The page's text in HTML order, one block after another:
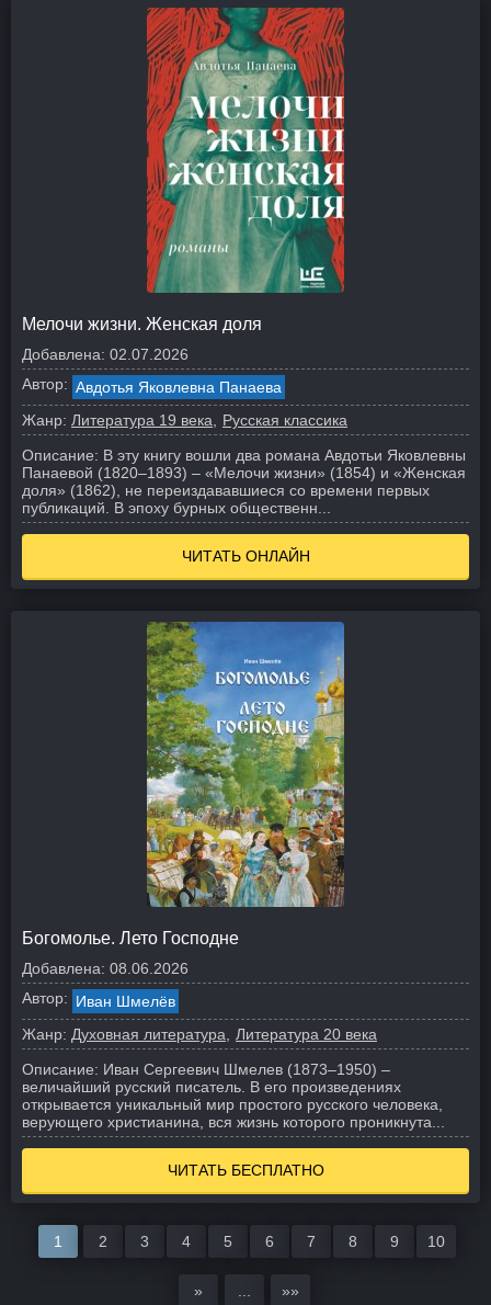
Мелочи жизни. Женская доля
Добавлена: 02.07.2026
Автор: Авдотья Яковлевна Панаева
Жанр: Литература 19 века
Русская классика
Описание: В эту книгу вошли два романа Авдотьи Яковлевны
Панаевой (1820–1893) – «Мелочи жизни» (1854) и «Женская
доля» (1862), не переиздававшиеся со времени первых
публикаций. В эпоху бурных общественн...
ЧИТАТЬ ОНЛАЙН
Богомолье. Лето Господне
Добавлена: 08.06.2026
Автор: Иван Шмелёв
Жанр: Духовная литература
Литература 20 века
Описание: Иван Сергеевич Шмелев (1873–1950) –
величайший русский писатель. В его произведениях
открывается уникальный мир простого русского человека,
верующего христианина, вся жизнь которого проникнута...
ЧИТАТЬ БЕСПЛАТНО
1 2 3 4 5 6 7 8 9 10
» »»